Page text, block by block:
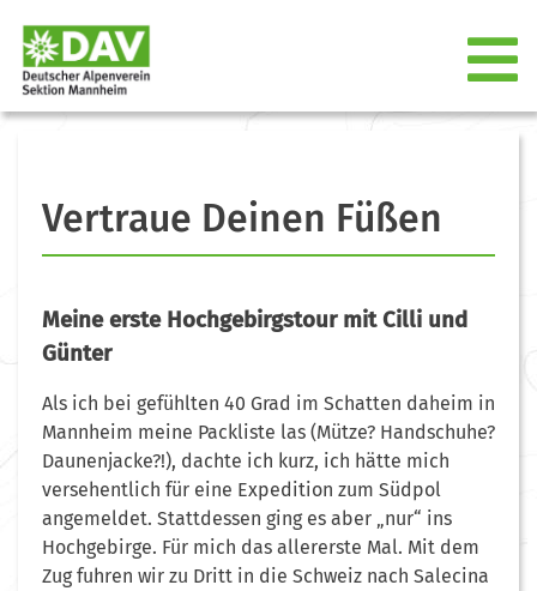
Vertraue Deinen Füßen
Meine erste Hochgebirgstour mit Cilli und
Günter
Als ich bei gefühlten 40 Grad im Schatten daheim in
Mannheim meine Packliste las (Mütze? Handschuhe?
Daunenjacke?!), dachte ich kurz, ich hätte mich
versehentlich für eine Expedition zum Südpol
angemeldet. Stattdessen ging es aber „nur“ ins
Hochgebirge. Für mich das allererste Mal. Mit dem
Zug fuhren wir zu Dritt in die Schweiz nach Salecina